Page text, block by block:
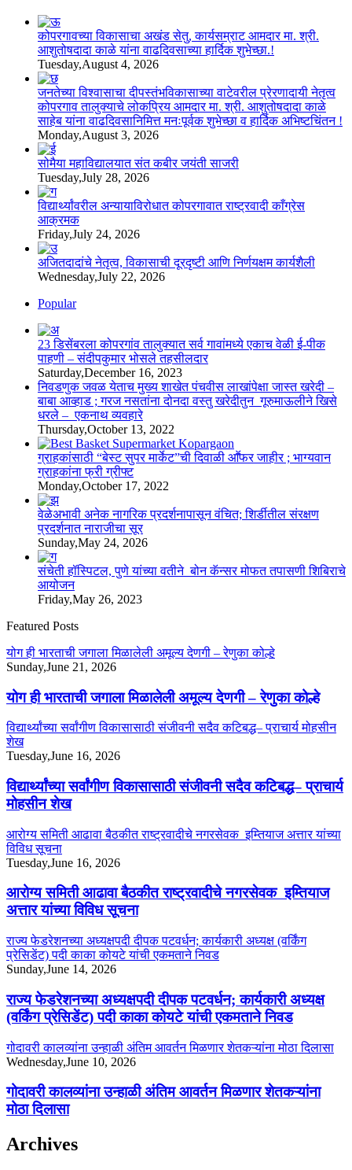
कोपरगावच्या विकासाचा अखंड सेतु, कार्यसम्राट आमदार मा. श्री.
आशुतोषदादा काळे यांना वाढदिवसाच्या हार्दिक शुभेच्छा.!
Tuesday,August 4, 2026
जनतेच्या विश्वासाचा दीपस्तंभविकासाच्या वाटेवरील प्रेरणादायी नेतृत्व
कोपरगाव तालुक्याचे लोकप्रिय आमदार मा. श्री. आशुतोषदादा काळे
साहेब यांना वाढदिवसानिमित्त मनःपूर्वक शुभेच्छा व हार्दिक अभिष्टचिंतन !
Monday,August 3, 2026
सोमैया महाविद्यालयात संत कबीर जयंती साजरी
Tuesday,July 28, 2026
विद्यार्थ्यांवरील अन्यायाविरोधात कोपरगावात राष्ट्रवादी काँग्रेस
आक्रमक
Friday,July 24, 2026
अजितदादांचे नेतृत्व, विकासाची दूरदृष्टी आणि निर्णयक्षम कार्यशैली
Wednesday,July 22, 2026
Popular
23 डिसेंबरला कोपरगांव तालुक्‍यात सर्व गावांमध्ये एकाच वेळी ई-पीक
पाहणी – संदीपकुमार भोसले तहसीलदार
Saturday,December 16, 2023
निवडणुक जवळ येताच मुख्य शाखेत पंचवीस लाखांपेक्षा जास्त खरेदी –
बाबा आव्हाड ; गरज नसतांना दोनदा वस्तु खरेदीतुन गूरुमाऊलीने खिसे
धरले – एकनाथ व्यवहारे
Thursday,October 13, 2022
ग्राहकांसाठी “बेस्ट सुपर मार्केट”ची दिवाळी आॕफर जाहीर ; भाग्यवान
ग्राहकांना फ्री ग्रीफ्ट
Monday,October 17, 2022
वेळेअभावी अनेक नागरिक प्रदर्शनापासून वंचित; शिर्डीतील संरक्षण
प्रदर्शनात नाराजीचा सूर
Sunday,May 24, 2026
संचेती हॉस्पिटल, पुणे यांच्या वतीने बोन कॅन्सर मोफत तपासणी शिबिराचे
आयोजन
Friday,May 26, 2023
Featured Posts
योग ही भारताची जगाला मिळालेली अमूल्य देणगी – रेणुका कोल्हे
Sunday,June 21, 2026
योग ही भारताची जगाला मिळालेली अमूल्य देणगी – रेणुका कोल्हे
विद्यार्थ्यांच्या सर्वांगीण विकासासाठी संजीवनी सदैव कटिबद्ध– प्राचार्य मोहसीन
शेख
Tuesday,June 16, 2026
विद्यार्थ्यांच्या सर्वांगीण विकासासाठी संजीवनी सदैव कटिबद्ध– प्राचार्य
मोहसीन शेख
आरोग्य समिती आढावा बैठकीत राष्ट्रवादीचे नगरसेवक इम्तियाज अत्तार यांच्या
विविध सूचना
Tuesday,June 16, 2026
आरोग्य समिती आढावा बैठकीत राष्ट्रवादीचे नगरसेवक इम्तियाज
अत्तार यांच्या विविध सूचना
राज्य फेडरेशनच्या अध्यक्षपदी दीपक पटवर्धन; कार्यकारी अध्यक्ष (वर्किंग
प्रेसिडेंट) पदी काका कोयटे यांची एकमताने निवड
Sunday,June 14, 2026
राज्य फेडरेशनच्या अध्यक्षपदी दीपक पटवर्धन; कार्यकारी अध्यक्ष
(वर्किंग प्रेसिडेंट) पदी काका कोयटे यांची एकमताने निवड
गोदावरी कालव्यांना उन्हाळी अंतिम आवर्तन मिळणार शेतकऱ्यांना मोठा दिलासा
Wednesday,June 10, 2026
गोदावरी कालव्यांना उन्हाळी अंतिम आवर्तन मिळणार शेतकऱ्यांना
मोठा दिलासा
Archives